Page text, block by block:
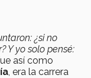
¿si no
Y yo solo pensé:
así como
, era la carrera